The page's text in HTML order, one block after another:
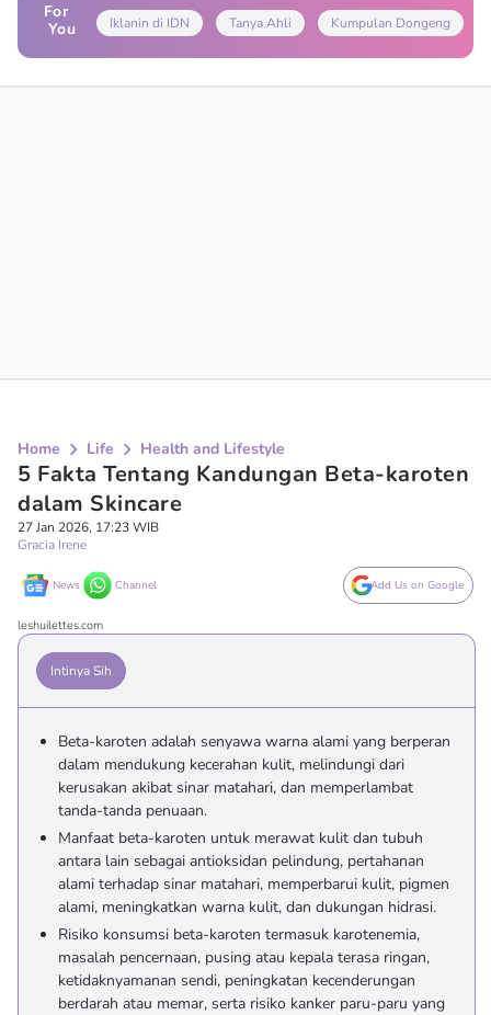
For
You
Iklanin di IDN Tanya Ahli Kumpulan Dongeng
Home Life Health and Lifestyle
5 Fakta Tentang Kandungan Beta-karoten
dalam Skincare
27 Jan 2026, 17:23 WIB
Gracia Irene
News Channel Add Us on Google
leshuilettes.com
Intinya Sih
Beta-karoten adalah senyawa warna alami yang berperan
dalam mendukung kecerahan kulit, melindungi dari
kerusakan akibat sinar matahari, dan memperlambat
tanda-tanda penuaan.
Manfaat beta-karoten untuk merawat kulit dan tubuh
antara lain sebagai antioksidan pelindung, pertahanan
alami terhadap sinar matahari, memperbarui kulit, pigmen
alami, meningkatkan warna kulit, dan dukungan hidrasi.
Risiko konsumsi beta-karoten termasuk karotenemia,
masalah pencernaan, pusing atau kepala terasa ringan,
ketidaknyamanan sendi, peningkatan kecenderungan
berdarah atau memar, serta risiko kanker paru-paru yang